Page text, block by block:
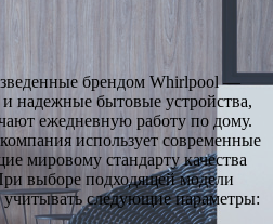
брендом Whirlpool —
надежные бытовые устройства,
ежедневную работу по дому.
использует современные
мировому стандарту качества
выборе подходящей модели
следующие параметры: